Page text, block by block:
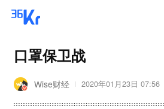
口罩保卫战
Wise财经 2020年01月23日 07:56